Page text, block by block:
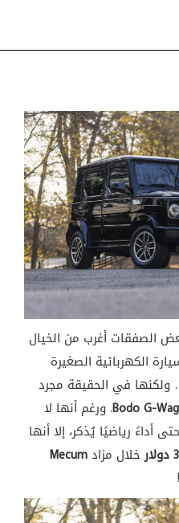
الصفقات أغرب من الخيال
الكهربائية الصغيرة
Bodo G-. ورغم أنها لا
أداءً رياضيًا يُذكر، إلا أنها
خلال مزادMecum